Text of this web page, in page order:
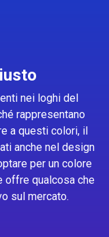
nei loghi del
rappresentano
a questi colori, il
anche nel design
per un colore
offre qualcosa che
sul mercato.